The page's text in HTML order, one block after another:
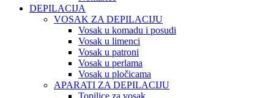
DEPILACIJA
VOSAK ZA DEPILACIJU
Vosak u komadu i posudi
Vosak u limenci
Vosak u patroni
Vosak u perlama
Vosak u pločicama
APARATI ZA DEPILACIJU
Topilice za vosak